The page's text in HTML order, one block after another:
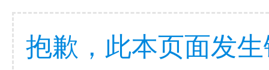
抱歉，此本页面发